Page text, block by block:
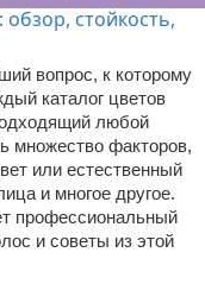
вопрос, к которому
каталог цветов
любой
множество факторов,
или естественный
и многое другое.
профессиональный
и советы из этой